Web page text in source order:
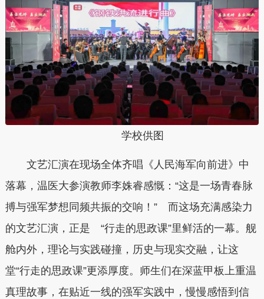
学校供图
文艺汇演在现场全体齐唱《人民海军向前进》中
落幕，温医大参演教师李姝睿感慨：“这是一场青春脉
搏与强军梦想同频共振的交响！” 而这场充满感染力
的文艺汇演，正是 “行走的思政课”里鲜活的一幕。舰
舱内外，理论与实践碰撞，历史与现实交融，让这
堂“行走的思政课”更添厚度。师生们在深蓝甲板上重温
真理故事，在贴近一线的强军实践中，慢慢感悟到信